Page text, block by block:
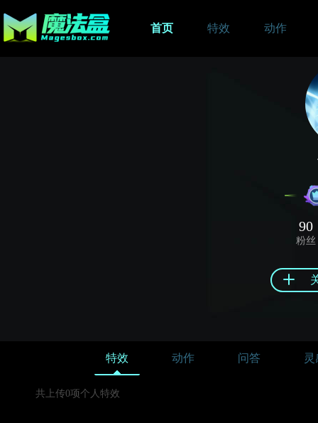
首页 特效 动作
90
粉丝
特效 动作 问答 灵
共上传0项个人特效